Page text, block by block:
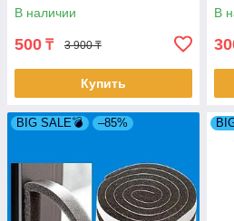
В наличии
500 ₸ 3 900 ₸
Купить
В
BIG SALE💣 –85%